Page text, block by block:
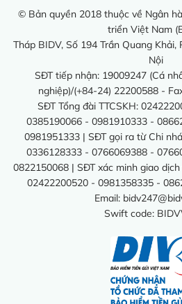
© Bản quyền 2018 thuộc về Ngân
triển Việt Nam
Tháp BIDV, Số 194 Trần Quang
Nội
SĐT tiếp nhận: 19009247 (Cá
nghiệp)/(+84-24) 22200588 -
SĐT Tổng đài TTCSKH:
0385190066 - 0981910333 -
0981951333 | SĐT gọi ra từ Chi
0336128333 - 0766069388 -
0822150068 | SĐT xác minh giao
02422200520 - 0981358335 -
Email:
Swift code: